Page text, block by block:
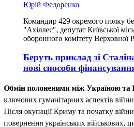
Юрій Федоренко
Командир 429 окремого полку
"Ахіллес", депутат Київської
оборонного комітету Верховної
Беруть приклад зі
нові способи
Обмін полоненими між Україною та
ключових гуманітарних аспектів
Після окупації Криму та початку
повернення українських військових,